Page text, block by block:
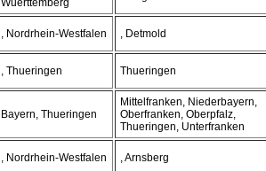
Wuerttemberg
, Nordrhein-Westfalen , Detmold
, Thueringen Thueringen
Bayern, Thueringen
Mittelfranken, Niederbayern,
Oberfranken, Oberpfalz,
Thueringen, Unterfranken
, Nordrhein-Westfalen , Arnsberg